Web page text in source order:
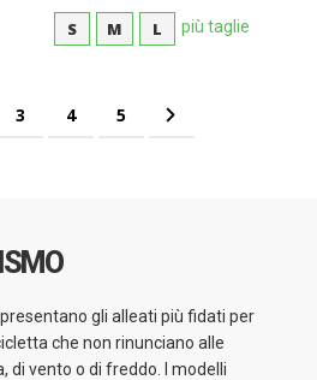
S
M L più taglie
stai leggendo la pagina
Pagina
3 Pagina
4 Pagina
5 Pagina
Successivo
gli alleati più fidati per
che non rinunciano alle
di vento o di freddo. I modelli